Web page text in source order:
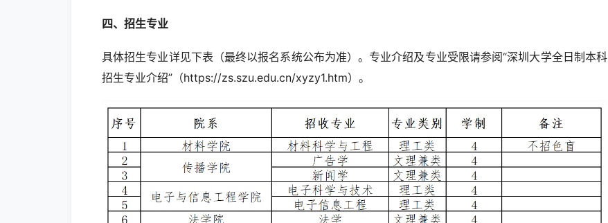
四、招生专业
具体招生专业详见下表（最终以报名系统公布为准）。专业介绍及专业受限请参阅“深圳大学全日制本科
招生专业介绍”（https://zs.szu.edu.cn/xyzy1.htm）。